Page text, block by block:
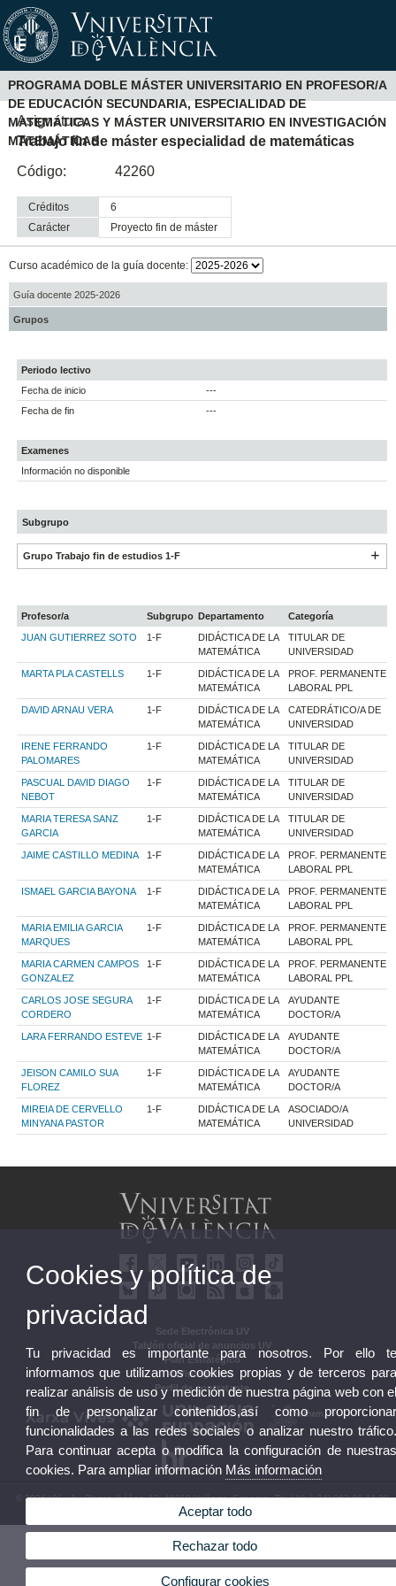
PROGRAMA DOBLE MÁSTER UNIVERSITARIO EN PROFESOR/A
DE EDUCACIÓN SECUNDARIA, ESPECIALIDAD DE
MATEMÁTICAS Y MÁSTER UNIVERSITARIO EN INVESTIGACIÓN
MATEMÁTICAS
Asignatura:
Trabajo fin de máster especialidad de matemáticas
Código:
42260
Créditos
6
Carácter
proyecto fin de máster
Curso académico de la guía docente:
Guía docente 2025-2026
Grupos
Periodo lectivo
Fecha de inicio
---
Fecha de fin
---
Examenes
Información no disponible
Subgrupo
Grupo Trabajo fin de estudios 1-F
Profesor/a Subgrupo Departamento
Categoría
JUAN GUTIERREZ SOTO
1-F
DIDÁCTICA DE LA
MATEMÁTICA
TITULAR DE
UNIVERSIDAD
MARTA PLA CASTELLS 1-F
DIDÁCTICA DE LA
MATEMÁTICA
PROF. PERMANENTE
LABORAL PPL
DAVID ARNAU VERA 1-F
DIDÁCTICA DE LA
MATEMÁTICA
CATEDRÁTICO/A DE
UNIVERSIDAD
IRENE FERRANDO
PALOMARES
1-F
DIDÁCTICA DE LA
MATEMÁTICA
TITULAR DE
UNIVERSIDAD
PASCUAL DAVID DIAGO
NEBOT
1-F
DIDÁCTICA DE LA
MATEMÁTICA
TITULAR DE
UNIVERSIDAD
MARIA TERESA SANZ
GARCIA
1-F
DIDÁCTICA DE LA
MATEMÁTICA
TITULAR DE
UNIVERSIDAD
JAIME CASTILLO MEDINA 1-F
DIDÁCTICA DE LA
MATEMÁTICA
PROF. PERMANENTE
LABORAL PPL
ISMAEL GARCIA BAYONA 1-F
DIDÁCTICA DE LA
MATEMÁTICA
PROF. PERMANENTE
LABORAL PPL
MARIA EMILIA GARCIA
MARQUES
1-F
DIDÁCTICA DE LA
MATEMÁTICA
PROF. PERMANENTE
LABORAL PPL
MARIA CARMEN CAMPOS
GONZALEZ
1-F
DIDÁCTICA DE LA
MATEMÁTICA
PROF. PERMANENTE
LABORAL PPL
CARLOS JOSE SEGURA
CORDERO
1-F
DIDÁCTICA DE LA
MATEMÁTICA
AYUDANTE
DOCTOR/A
LARA FERRANDO ESTEVE 1-F
DIDÁCTICA DE LA
MATEMÁTICA
AYUDANTE
DOCTOR/A
JEISON CAMILO SUA
FLOREZ
1-F
DIDÁCTICA DE LA
MATEMÁTICA
AYUDANTE
DOCTOR/A
MIREIA DE CERVELLO
MINYANA PASTOR
1-F
DIDÁCTICA DE LA
MATEMÁTICA
ASOCIADO/A
UNIVERSIDAD
Sede Electrónica UV
Tablón oficial de anuncios UV
Plan Estratégico
UVintegridad
Perfil de contratante
© 2026 UV. - Av. Blasco Ibáñez, 13. 46010 València. Espanya. Tel. UV: (+34) 963 86 41 00
Política privacidad| Cookies
Cookies y política de
privacidad
Tu privacidad es importante para nosotros. Por ello
informamos que utilizamos cookies propias y de terceros
realizar análisis de uso y medición de nuestra página web con
fin de personalizar contenidos,así como
funcionalidades a las redes sociales o analizar nuestro
Para continuar acepta o modifica la configuración de
cookies. Para ampliar información Más información
Aceptar todo
Rechazar todo
Configurar cookies